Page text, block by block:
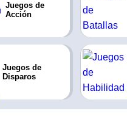
Juegos de
Acción
Juegos de
Disparos